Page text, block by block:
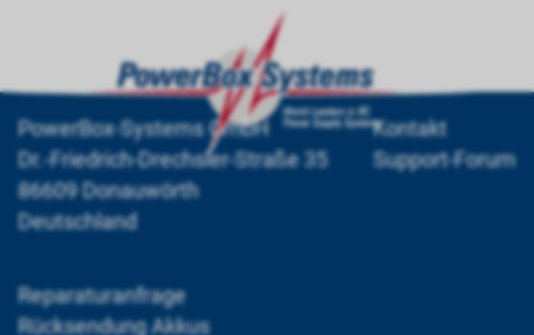
PowerBox-Systems GmbH
Dr.-Friedrich-Drechsler-Straße 35
86609 Donauwörth
Deutschland
Kontakt
Support-Forum
Reparaturanfrage
Rücksendung Akkus